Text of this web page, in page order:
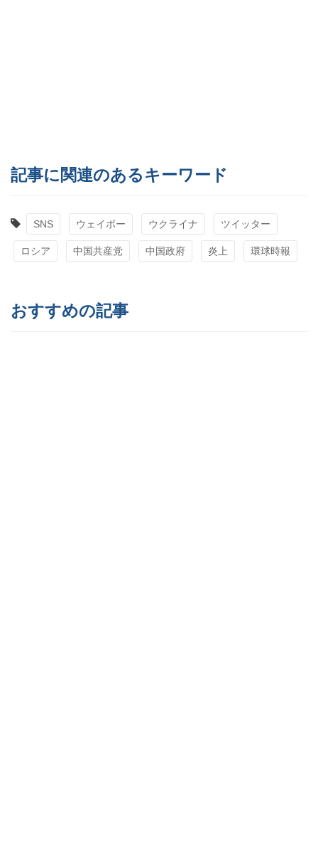
記事に関連のあるキーワード
SNS ウェイボー ウクライナ ツイッター
ロシア 中国共産党 中国政府 炎上 環球時報
おすすめの記事